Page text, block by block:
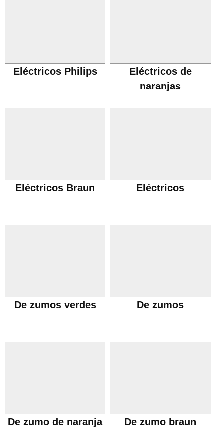
Eléctricos Philips
Eléctricos de
naranjas
Eléctricos Braun Eléctricos
De zumos verdes De zumos
De zumo de naranja De zumo braun